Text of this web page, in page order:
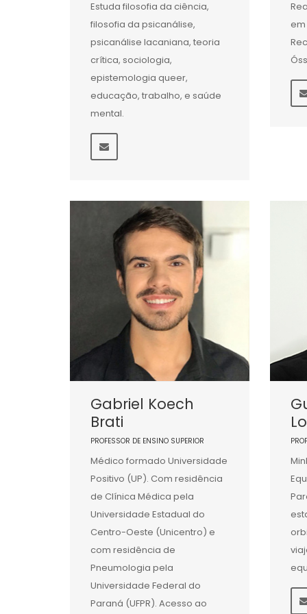
Estuda filosofia da ciência,
filosofia da psicanálise,
psicanálise lacaniana, teoria
crítica, sociologia,
epistemologia queer,
educação, trabalho, e saúde
mental.
Gabriel Koech
Brati
PROFESSOR DE ENSINO SUPERIOR
Médico formado Universidade
Positivo (UP). Com residência
de Clínica Médica pela
Universidade Estadual do
Centro-Oeste (Unicentro) e
com residência de
Pneumologia pela
Universidade Federal do
Paraná (UFPR). Acesso ao